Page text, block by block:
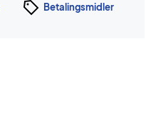
Betalingsmidler